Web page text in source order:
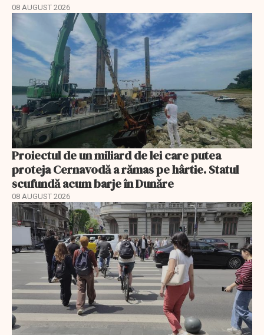
08 AUGUST 2026
Proiectul de un miliard de lei care putea
proteja Cernavodă a rămas pe hârtie. Statul
scufundă acum barje în Dunăre
08 AUGUST 2026